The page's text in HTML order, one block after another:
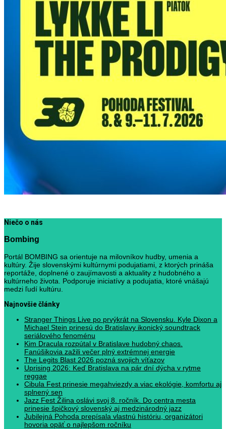
Niečo o nás
Bombing
Portál BOMBING sa orientuje na milovníkov hudby, umenia a
kultúry. Žije slovenskými kultúrnymi podujatiami, z ktorých prináša
reportáže, doplnené o zaujímavosti a aktuality z hudobného a
kultúrneho života. Podporuje iniciatívy a podujatia, ktoré vnášajú
medzi ľudí kultúru.
Najnovšie články
Stranger Things Live po prvýkrát na Slovensku. Kyle Dixon a
Michael Stein prinesú do Bratislavy ikonický soundtrack
seriálového fenoménu
Kim Dracula rozpútal v Bratislave hudobný chaos.
Fanúšikovia zažili večer plný extrémnej energie
The Legits Blast 2026 pozná svojich víťazov
Uprising 2026: Keď Bratislava na pár dní dýcha v rytme
reggae
Cibula Fest prinesie megahviezdy a viac ekológie, komfortu aj
splnený sen
Jazz Fest Žilina oslávi svoj 8. ročník. Do centra mesta
prinesie špičkový slovenský aj medzinárodný jazz
Jubilejná Pohoda prepísala vlastnú históriu, organizátori
hovoria opäť o najlepšom ročníku